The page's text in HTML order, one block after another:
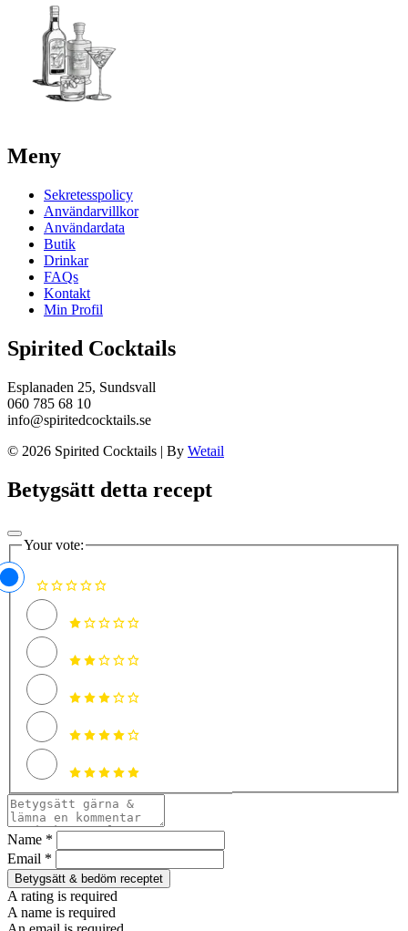
Meny
Sekretesspolicy
Användarvillkor
Användardata
Butik
Drinkar
FAQs
Kontakt
Min Profil
Spirited Cocktails
Esplanaden 25, Sundsvall
060 785 68 10
info@spiritedcocktails.se
© 2026 Spirited Cocktails | By Wetail
Betygsätt detta recept
Your vote:
Name *
Email *
Betygsätt & bedöm receptet
A rating is required
A name is required